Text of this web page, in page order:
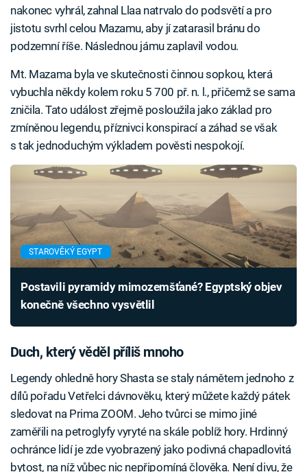
nakonec vyhrál, zahnal Llaa natrvalo do podsvětí a pro
jistotu svrhl celou Mazamu, aby jí zatarasil bránu do
podzemní říše. Následnou jámu zaplavil vodou.
Mt. Mazama byla ve skutečnosti činnou sopkou, která
vybuchla někdy kolem roku 5 700 př. n. l., přičemž se sama
zničila. Tato událost zřejmě posloužila jako základ pro
zmíněnou legendu, příznivci konspirací a záhad se však
s tak jednoduchým výkladem pověsti nespokojí.
STAROVĚKÝ EGYPT
Postavili pyramidy mimozemšťané? Egyptský objev
konečně všechno vysvětlil
Duch, který věděl příliš mnoho
Legendy ohledně hory Shasta se staly námětem jednoho z
dílů pořadu Vetřelci dávnověku, který můžete každý pátek
sledovat na Prima ZOOM. Jeho tvůrci se mimo jiné
zaměřili na petroglyfy vyryté na skále poblíž hory. Hrdinný
ochránce lidí je zde vyobrazený jako podivná chapadlovitá
bytost, na níž vůbec nic nepřipomíná člověka. Není divu, že